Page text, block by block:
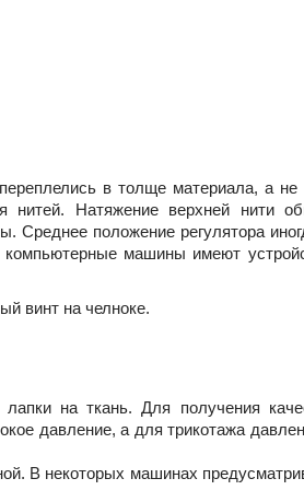
в толще материала, а не
нитей. Натяжение верхней нити
положение регулятора
машины имеют
винт на челноке.
на ткань. Для получения
давление, а для трикотажа
В некоторых машинах